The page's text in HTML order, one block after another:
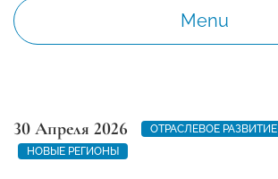
Menu
30 Апреля 2026
ОТРАСЛЕВОЕ РАЗВИТИЕ
НОВЫЕ РЕГИОНЫ